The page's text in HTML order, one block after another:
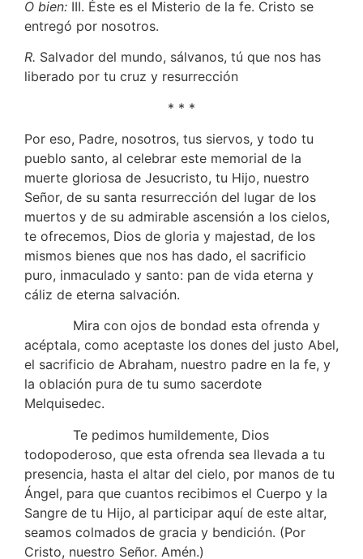
O bien: III. Éste es el Misterio de la fe. Cristo se
entregó por nosotros.
R. Salvador del mundo, sálvanos, tú que nos has
liberado por tu cruz y resurrección
* * *
Por eso, Padre, nosotros, tus siervos, y todo tu
pueblo santo, al celebrar este memorial de la
muerte gloriosa de Jesucristo, tu Hijo, nuestro
Señor, de su santa resurrección del lugar de los
muertos y de su admirable ascensión a los cielos,
te ofrecemos, Dios de gloria y majestad, de los
mismos bienes que nos has dado, el sacrificio
puro, inmaculado y santo: pan de vida eterna y
cáliz de eterna salvación.
Mira con ojos de bondad esta ofrenda y
acéptala, como aceptaste los dones del justo Abel,
el sacrificio de Abraham, nuestro padre en la fe, y
la oblación pura de tu sumo sacerdote
Melquisedec.
Te pedimos humildemente, Dios
todopoderoso, que esta ofrenda sea llevada a tu
presencia, hasta el altar del cielo, por manos de tu
Ángel, para que cuantos recibimos el Cuerpo y la
Sangre de tu Hijo, al participar aquí de este altar,
seamos colmados de gracia y bendición. (Por
Cristo, nuestro Señor. Amén.)